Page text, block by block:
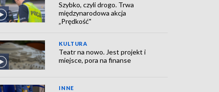
Szybko, czyli drogo. Trwa
międzynarodowa akcja
„Prędkość"
KULTURA
Teatr na nowo. Jest projekt i
miejsce, pora na finanse
INNE